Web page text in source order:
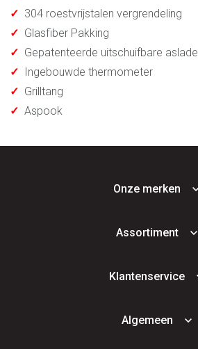
✓ 304 roestvrijstalen vergrendeling
✓ Glasfiber Pakking
✓ Gepatenteerde uitschuifbare aslade
✓ Ingebouwde thermometer
✓ Grilltang
✓Aspook
Onze merken
Assortiment
Klantenservice
Algemeen